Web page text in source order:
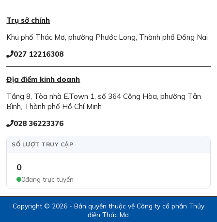
SỐ LƯỢT TRUY CẬP
0
0đang trực tuyến
Trụ sở chính
Khu phố Thác Mơ, phường Phước Long, Thành phố Đồng Nai
027 12216308
Địa điểm kinh doanh
Tầng 8, Tòa nhà E.Town 1, số 364 Cộng Hòa, phường Tân
Bình, Thành phố Hồ Chí Minh
028 36223376
Copyright © 2026 - Bản quyền thuộc về Công ty cổ phần Thủy
điện Thác Mơ